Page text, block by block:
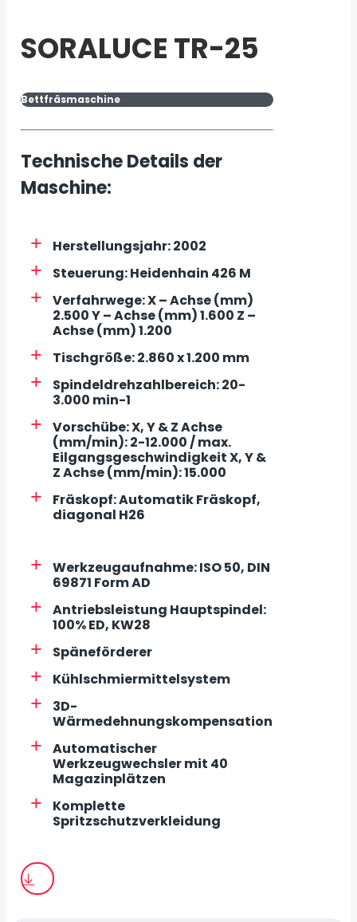
SORALUCE TR-25
Bettfräsmaschine
Technische Details der
Maschine:
Herstellungsjahr: 2002
Steuerung: Heidenhain 426 M
Verfahrwege: X – Achse (mm)
2.500 Y – Achse (mm) 1.600 Z –
Achse (mm) 1.200
Tischgröße: 2.860 x 1.200 mm
Spindeldrehzahlbereich: 20-
3.000 min-1
Vorschübe: X, Y & Z Achse
(mm/min): 2-12.000 / max.
Eilgangsgeschwindigkeit X, Y &
Z Achse (mm/min): 15.000
Fräskopf: Automatik Fräskopf,
diagonal H26
Werkzeugaufnahme: ISO 50, DIN
69871 Form AD
Antriebsleistung Hauptspindel:
100% ED, KW28
Späneförderer
Kühlschmiermittelsystem
3D-
Wärmedehnungskompensation
Automatischer
Werkzeugwechsler mit 40
Magazinplätzen
Komplette
Spritzschutzverkleidung